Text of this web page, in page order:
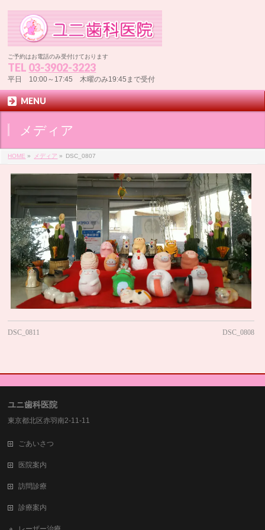
ご予約はお電話のみ受付けております
TEL 03-3902-3223
平日 10:00～17:45 木曜のみ19:45まで受付
MENU
メディア
HOME » メディア » DSC_0807
DSC_0811 DSC_0808
ユニ歯科医院
東京都北区赤羽南2-11-11
ごあいさつ
医院案内
訪問診療
診療案内